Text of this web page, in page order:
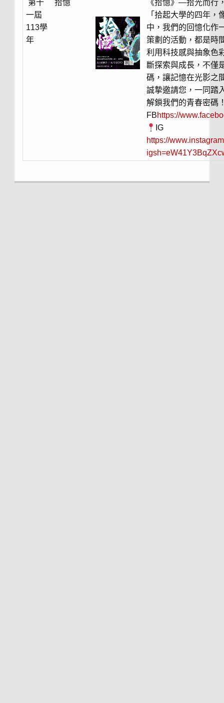
第十
一屆
113學
年
拾憶
《拾憶》—拾光而行
「拾起大學的四年
中，我們的回憶化作
策劃的活動，都是時
利用科技感與抽象色
斷探索與成長，不僅
碼，讓記憶在光影之
誠摯邀請您，一同踏
解鎖我們的青春密碼
FBhttps://
IG
https://